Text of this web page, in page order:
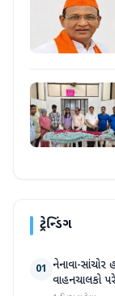
ટ્રેન્ડિંગ
01 નેનાવા-સાંચોર
વાહનચાલકો